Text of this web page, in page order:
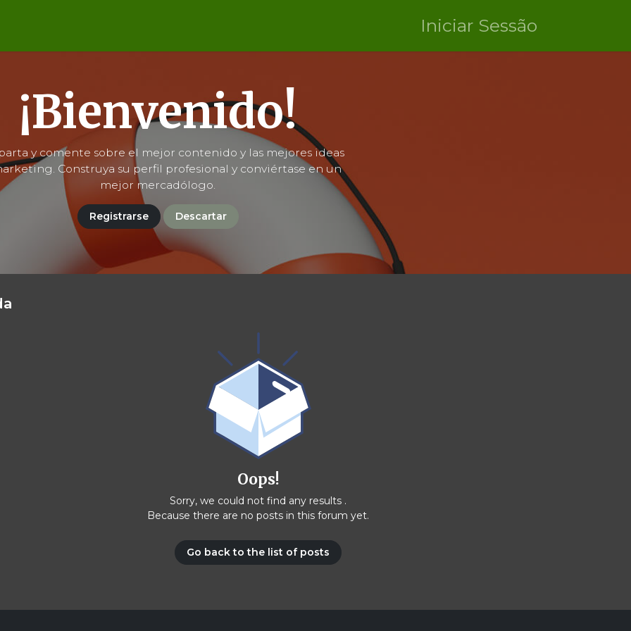
Iniciar Sessão
¡Bienvenido!
y comente sobre el mejor contenido y las mejores ideas
Construya su perfil profesional y conviértase en un
mejor mercadólogo.
Registrarse Descartar
Oops!
Sorry, we could not find any results .
Because there are no posts in this forum yet.
Go back to the list of posts